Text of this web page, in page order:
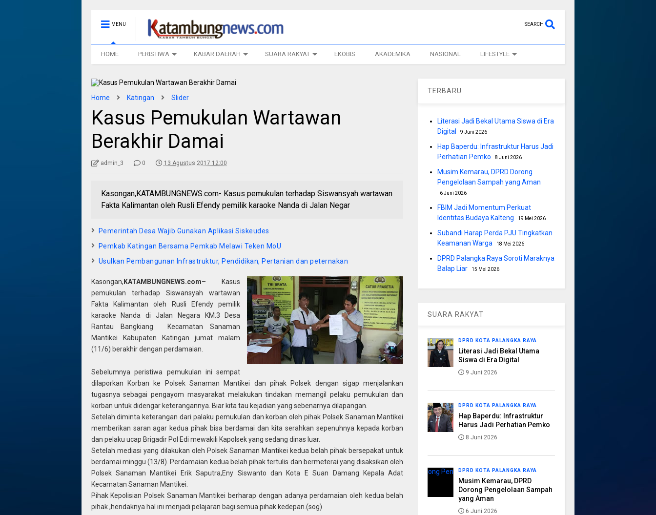
MENU SEARCH
HOME PERISTIWA KABAR DAERAH SUARA RAKYAT EKOBIS AKADEMIKA NASIONAL LIFESTYLE
Home Katingan Slider
Kasus Pemukulan Wartawan
Berakhir Damai
admin_3 0 13 Agustus 2017 12:00
Kasongan,KATAMBUNGNEWS.com- Kasus pemukulan terhadap Siswansyah wartawan
Fakta Kalimantan oleh Rusli Efendy pemilik karaoke Nanda di Jalan Negar
Pemerintah Desa Wajib Gunakan Aplikasi Siskeudes
Pemkab Katingan Bersama Pemkab Melawi Teken MoU
Usulkan Pembangunan Infrastruktur, Pendidikan, Pertanian dan peternakan
Kasongan, KATAMBUNGNEWS.com– Kasus
pemukulan terhadap Siswansyah wartawan
Fakta Kalimantan oleh Rusli Efendy pemilik
karaoke Nanda di Jalan Negara KM.3 Desa
Rantau Bangkiang Kecamatan Sanaman
Mantikei Kabupaten Katingan jumat malam
(11/6) berakhir dengan perdamaian.
Sebelumnya peristiwa pemukulan ini sempat
dilaporkan Korban ke Polsek Sanaman Mantikei dan pihak Polsek dengan sigap menjalankan
tugasnya sebagai pengayom masyarakat melakukan tindakan memangil pelaku pemukulan dan
korban untuk didengar keterangannya. Biar kita tau kejadian yang sebenarnya dilapangan.
Setelah diminta keterangan dari palaku pemukulan dan korban oleh pihak Polsek Sanaman Mantikei
memberikan saran agar kedua pihak bisa berdamai dan kita serahkan sepenuhnya kepada korban
dan pelaku ucap Brigadir Pol Edi mewakili Kapolsek yang sedang dinas luar.
Setelah mediasi yang dilakukan oleh Polsek Sanaman Mantikei kedua belah pihak bersepakat untuk
berdamai minggu (13/8). Perdamaian kedua belah pihak tertulis dan bermeterai yang disaksikan oleh
Polsek Sanaman Mantikei Erik Saputra,Eny Siswanto dan Kota E Suan Damang Kepala Adat
Kecamatan Sanaman Mantikei.
Pihak Kepolisian Polsek Sanaman Mantikei berharap dengan adanya perdamaian oleh kedua belah
pihak ,hendaknya hal ini menjadi pelajaran bagi semua pihak kedepan.(sog)
TERBARU
Literasi Jadi Bekal Utama Siswa di Era
Digital
9 Juni 2026
Hap Baperdu: Infrastruktur Harus Jadi
Perhatian Pemko
8 Juni 2026
Musim Kemarau, DPRD Dorong
Pengelolaan Sampah yang Aman
6 Juni 2026
FBIM Jadi Momentum Perkuat
Identitas Budaya Kalteng
19 Mei 2026
Subandi Harap Perda PJU Tingkatkan
Keamanan Warga
18 Mei 2026
DPRD Palangka Raya Soroti Maraknya
Balap Liar
15 Mei 2026
SUARA RAKYAT
DPRD KOTA PALANGKA RAYA
Literasi Jadi Bekal Utama
Siswa di Era Digital
9 Juni 2026
DPRD KOTA PALANGKA RAYA
Hap Baperdu: Infrastruktur
Harus Jadi Perhatian Pemko
8 Juni 2026
DPRD KOTA PALANGKA RAYA
Musim Kemarau, DPRD
Dorong Pengelolaan Sampah
yang Aman
6 Juni 2026